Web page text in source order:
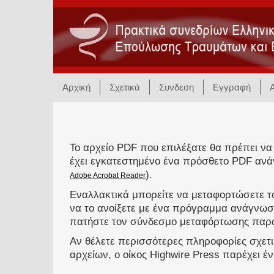
Αρχική Σχετικά Συνδεση Εγγραφή
Το αρχείο PDF που επιλέξατε θα πρέπει
έχει εγκατεστημένο ένα πρόσθετο PDF
Adobe Acrobat Reader).
Εναλλακτικά μπορείτε να μεταφορτώσετε
να το ανοίξετε με ένα πρόγραμμα
πατήστε τον σύνδεσμο μεταφόρτωσης
Αν θέλετε περισσότερες πληροφορίες
αρχείων, ο οίκος Highwire Press παρέχει